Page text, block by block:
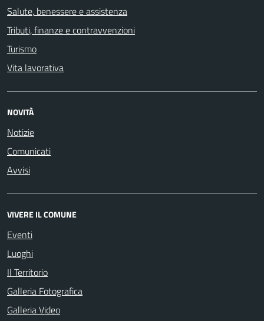
Salute, benessere e assistenza
Tributi, finanze e contravvenzioni
Turismo
Vita lavorativa
NOVITÀ
Notizie
Comunicati
Avvisi
VIVERE IL COMUNE
Eventi
Luoghi
Il Territorio
Galleria Fotografica
Galleria Video